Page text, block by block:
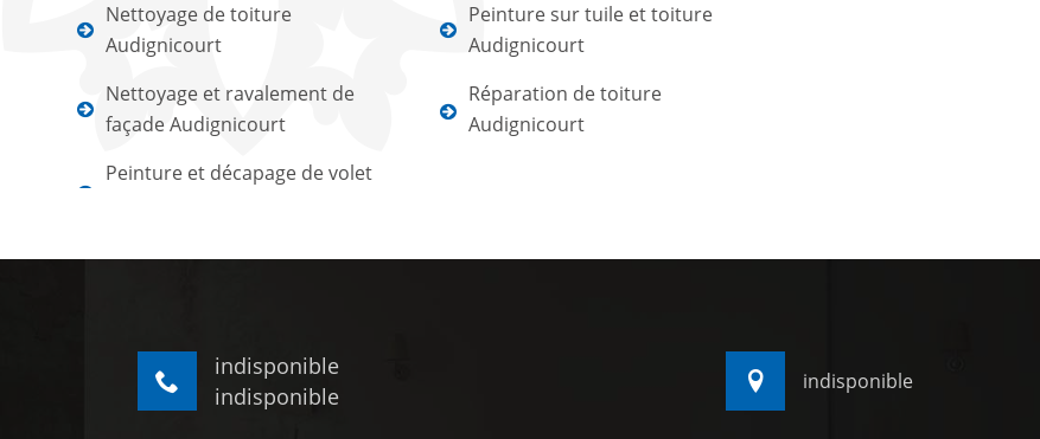
Nettoyage de toiture
Audignicourt
Nettoyage et ravalement de
façade Audignicourt
Peinture et décapage de volet
Peinture sur tuile et toiture
Audignicourt
Réparation de toiture
Audignicourt
indisponible
indisponible
indisponible